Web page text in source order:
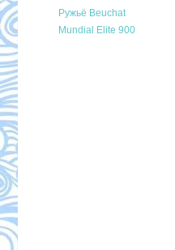
Ружьё Beuchat
Mundial Elite 900